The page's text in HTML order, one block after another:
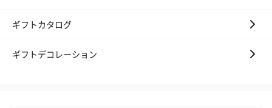
おつまみ・その他
す。
ギフトカタログ
ギフトデコレーション